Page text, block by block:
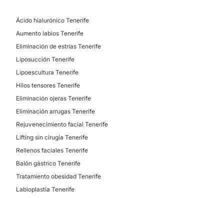
Métodos de pago aceptados:
Transferencia Bancaria
Efectivo
Lipoescultura
TRATAMIENTOS ESTÉTICOS
Drenaje linfático
Desde 20 €
Radiofrecuencia facial
Desde 20 € hasta 250 €
Celulitis
Mesoterapia
Desde 20 € hasta 250 €
Ácido hialurónico Tenerife
Aumento labios Tenerife
Eliminación de estrías Tenerife
Liposucción Tenerife
Lipoescultura Tenerife
Hilos tensores Tenerife
Eliminación ojeras Tenerife
Eliminación arrugas Tenerife
Rejuvenecimiento facial Tenerife
Lifting sin cirugía Tenerife
Rellenos faciales Tenerife
Balón gástrico Tenerife
Tratamiento obesidad Tenerife
Labioplastia Tenerife